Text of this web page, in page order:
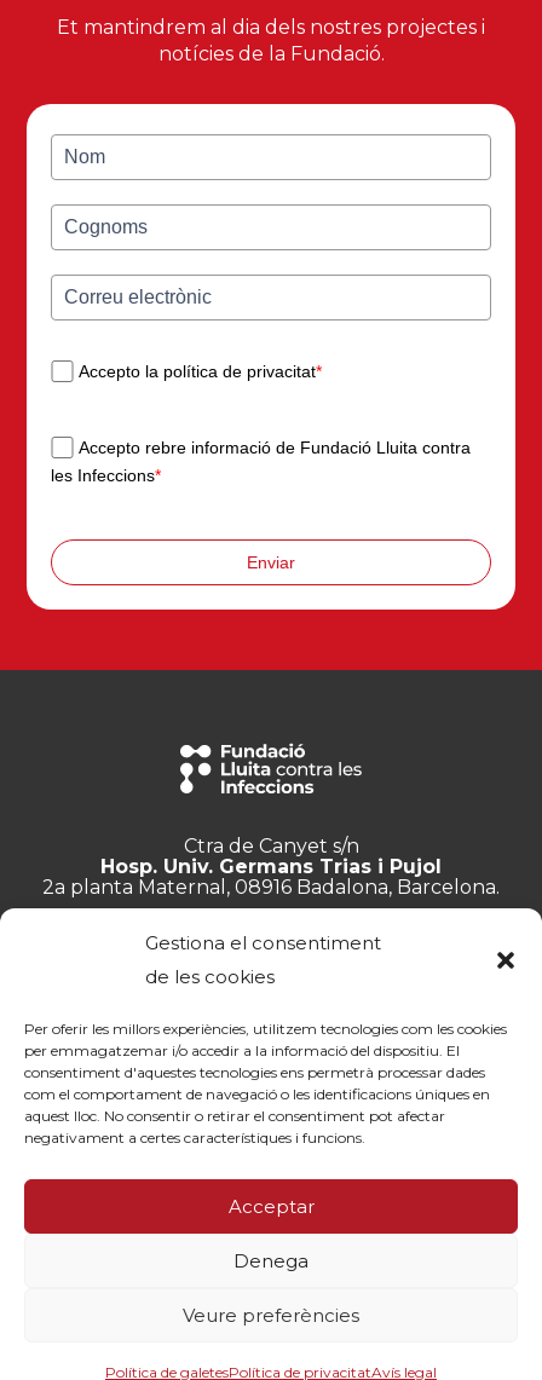
Gestiona el consentiment
de les cookies
Per oferir les millors experiències, utilitzem tecnologies com les cookies
per emmagatzemar i/o accedir a la informació del dispositiu. El
consentiment d'aquestes tecnologies ens permetrà processar dades
com el comportament de navegació o les identificacions úniques en
aquest lloc. No consentir o retirar el consentiment pot afectar
negativament a certes característiques i funcions.
Acceptar
Denega
Veure preferències
Política de galetesPolítica de privacitatAvís legal
Et mantindrem al dia dels nostres projectes i
notícies de la Fundació.
Accepto la política de privacitat*
Accepto rebre informació de Fundació Lluita contra
les Infeccions*
Enviar
Ctra de Canyet s/n
Hosp. Univ. Germans Trias i Pujol
2a planta Maternal, 08916 Badalona, Barcelona.
info@lluita.org
Treballa amb nosaltres
Transparència
Canal de denúncies
Contacte
privacitat· Política de cookies